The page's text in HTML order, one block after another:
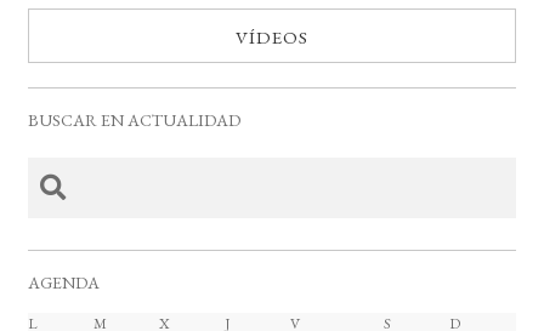
VÍDEOS
BUSCAR EN ACTUALIDAD
AGENDA
Llunes M XmiércolesJ Vviernes Ssábado D